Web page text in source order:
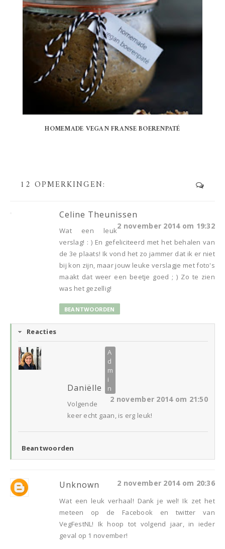
HOMEMADE VEGAN FRANSE BOERENPATÉ
12 OPMERKINGEN:
Celine Theunissen
2 november 2014 om 19:32
Wat een leuk
verslag! : ) En gefeliciteerd met het behalen van
de 3e plaats! Ik vond het zo jammer dat ik er niet
bij kon zijn, maar jouw leuke verslagje met foto's
maakt dat weer een beetje goed ; ) Zo te zien
was het gezellig!
BEANTWOORDEN
Reacties
Daniëlle
2 november 2014 om 21:50
Volgende
keer echt gaan, is erg leuk!
Beantwoorden
Unknown 2 november 2014 om 20:36
Wat een leuk verhaal! Dank je wel! Ik zet het
meteen op de Facebook en twitter van
VegFestNL! Ik hoop tot volgend jaar, in ieder
geval op 1 november!